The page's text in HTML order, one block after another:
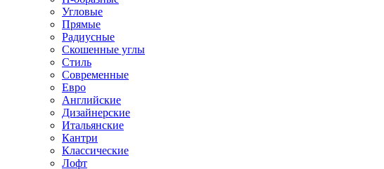
Угловые
Прямые
Радиусные
Скошенные углы
Стиль
Современные
Евро
Английские
Дизайнерские
Итальянские
Кантри
Классические
Лофт